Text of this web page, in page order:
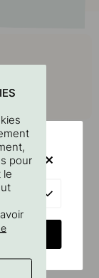
pour
le